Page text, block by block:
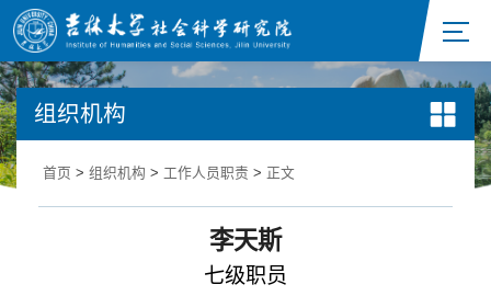
组织机构
首页 > 组织机构 > 工作人员职责 > 正文
李天斯
七级职员